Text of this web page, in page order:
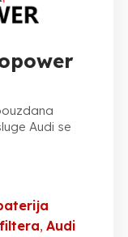
Audi se
Audi